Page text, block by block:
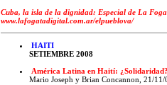
Cuba, la isla de la dignidad: Especial de La
www.lafogatadigital.com.ar/elpueblova/
HAITI
SETIEMBRE 2008
América Latina en Haití: ¿Solidaridad?
Mario Joseph y Brian Concannon, 21/11/